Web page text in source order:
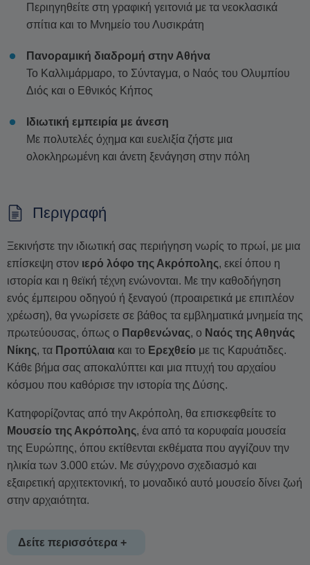
Περιηγηθείτε στη γραφική γειτονιά με τα νεοκλασικά
σπίτια και το Μνημείο του Λυσικράτη
Πανοραμική διαδρομή στην Αθήνα
Το Καλλιμάρμαρο, το Σύνταγμα, ο Ναός του Ολυμπίου
Διός και ο Εθνικός Κήπος
Ιδιωτική εμπειρία με άνεση
Με πολυτελές όχημα και ευελιξία ζήστε μια
ολοκληρωμένη και άνετη ξενάγηση στην πόλη
Περιγραφή
Ξεκινήστε την ιδιωτική σας περιήγηση νωρίς το πρωί, με μια
επίσκεψη στον ιερό λόφο της Ακρόπολης, εκεί όπου η
ιστορία και η θεϊκή τέχνη ενώνονται. Με την καθοδήγηση
ενός έμπειρου οδηγού ή ξεναγού (προαιρετικά με επιπλέον
χρέωση), θα γνωρίσετε σε βάθος τα εμβληματικά μνημεία της
πρωτεύουσας, όπως ο Παρθενώνας, ο Ναός της Αθηνάς
Νίκης, τα Προπύλαια και το Ερεχθείο με τις Καρυάτιδες.
Κάθε βήμα σας αποκαλύπτει και μια πτυχή του αρχαίου
κόσμου που καθόρισε την ιστορία της Δύσης.
Κατηφορίζοντας από την Ακρόπολη, θα επισκεφθείτε το
Μουσείο της Ακρόπολης, ένα από τα κορυφαία μουσεία
της Ευρώπης, όπου εκτίθενται εκθέματα που αγγίζουν την
ηλικία των 3.000 ετών. Με σύγχρονο σχεδιασμό και
εξαιρετική αρχιτεκτονική, το μοναδικό αυτό μουσείο δίνει ζωή
στην αρχαιότητα.
Δείτε περισσότερα +